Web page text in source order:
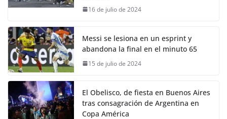
16 de julio de 2024
Messi se lesiona en un esprint y
abandona la final en el minuto 65
15 de julio de 2024
El Obelisco, de fiesta en Buenos Aires
tras consagración de Argentina en
Copa América